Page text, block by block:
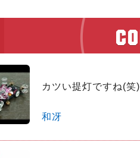
カツい提灯ですね(笑)
和冴